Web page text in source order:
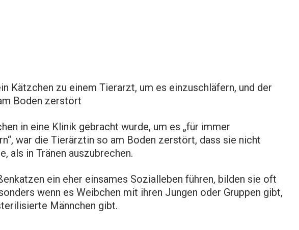
Kätzchen zu einem Tierarzt, um es einzuschläfern, und der
Boden zerstört
in eine Klinik gebracht wurde, um es „für immer
war die Tierärztin so am Boden zerstört, dass sie nicht
als in Tränen auszubrechen.
ein eher einsames Sozialleben führen, bilden sie oft
wenn es Weibchen mit ihren Jungen oder Gruppen gibt,
Männchen gibt.